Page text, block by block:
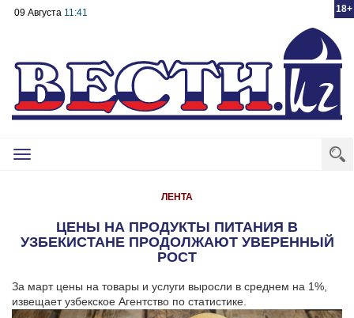
18+
09 Августа 11:41
Toggle
ЛЕНТА
ЦЕНЫ НА ПРОДУКТЫ ПИТАНИЯ В
УЗБЕКИСТАНЕ ПРОДОЛЖАЮТ УВЕРЕННЫЙ
РОСТ
За март цены на товары и услуги выросли в среднем на 1%,
извещает узбекское Агентство по статистике.